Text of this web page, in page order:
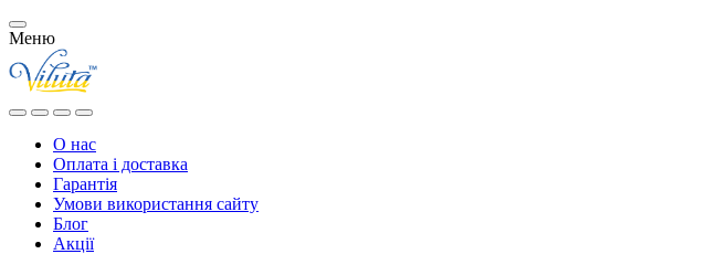
Меню
О нас
Оплата і доставка
Гарантія
Умови використання сайту
Блог
Акції